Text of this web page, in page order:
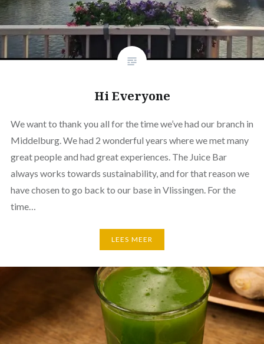
Hi Everyone
We want to thank you all for the time we’ve had our branch in
Middelburg. We had 2 wonderful years where we met many
great people and had great experiences. The Juice Bar
always works towards sustainability, and for that reason we
have chosen to go back to our base in Vlissingen. For the
time…
LEES MEER